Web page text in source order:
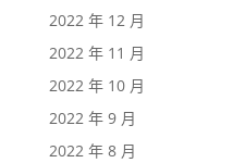
2022 年 12 月
2022 年 11 月
2022 年 10 月
2022 年 9 月
2022 年 8 月